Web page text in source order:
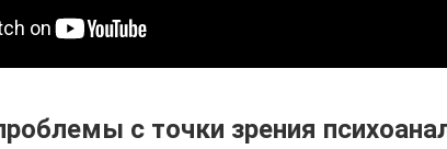
с точки зрения